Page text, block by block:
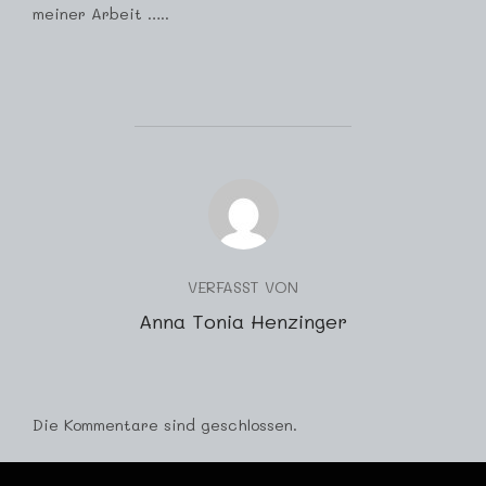
meiner Arbeit …..
VERFASST VON
Anna Tonia Henzinger
Die Kommentare sind geschlossen.